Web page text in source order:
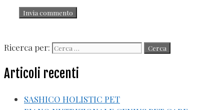
Ricerca per:
Articoli recenti
SASHICO HOLISTIC PET